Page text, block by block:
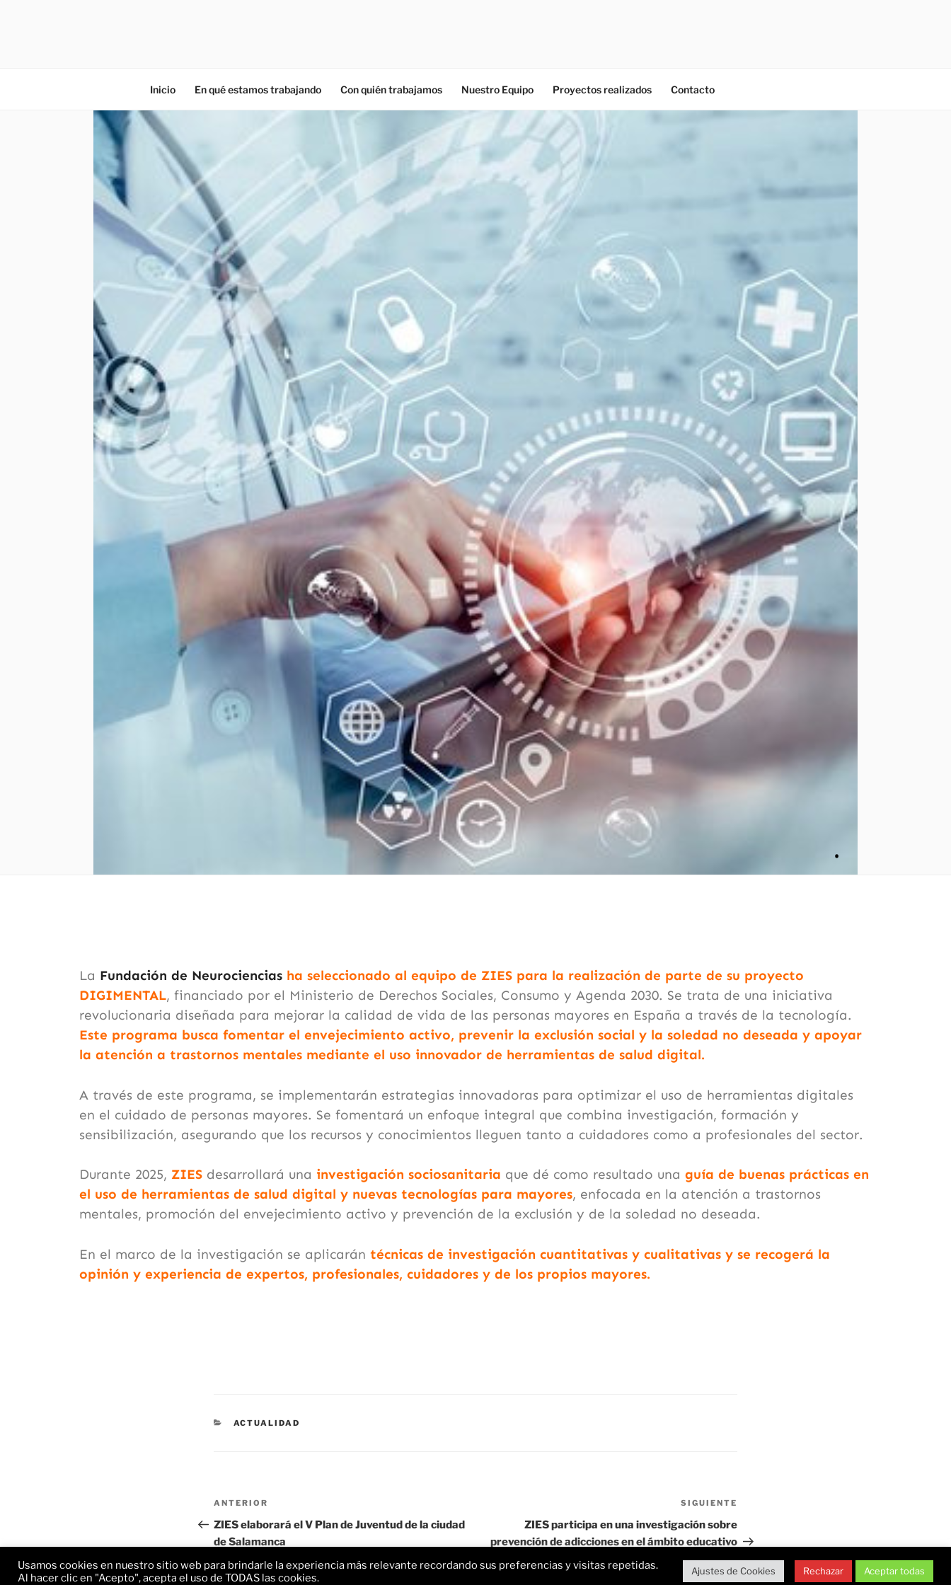
Inicio En qué estamos trabajando Con quién trabajamos Nuestro Equipo Proyectos realizados Contacto
La Fundación de Neurociencias ha seleccionado al equipo de ZIES para la realización de parte de su proyecto
DIGIMENTAL, financiado por el Ministerio de Derechos Sociales, Consumo y Agenda 2030. Se trata de una iniciativa
revolucionaria diseñada para mejorar la calidad de vida de las personas mayores en España a través de la tecnología.
Este programa busca fomentar el envejecimiento activo, prevenir la exclusión social y la soledad no deseada y apoyar
la atención a trastornos mentales mediante el uso innovador de herramientas de salud digital.
A través de este programa, se implementarán estrategias innovadoras para optimizar el uso de herramientas digitales
en el cuidado de personas mayores. Se fomentará un enfoque integral que combina investigación, formación y
sensibilización, asegurando que los recursos y conocimientos lleguen tanto a cuidadores como a profesionales del sector.
Durante 2025, ZIES desarrollará una investigación sociosanitaria que dé como resultado una guía de buenas prácticas en
el uso de herramientas de salud digital y nuevas tecnologías para mayores, enfocada en la atención a trastornos
mentales, promoción del envejecimiento activo y prevención de la exclusión y de la soledad no deseada.
En el marco de la investigación se aplicarán técnicas de investigación cuantitativas y cualitativas y se recogerá la
opinión y experiencia de expertos, profesionales, cuidadores y de los propios mayores.
ACTUALIDAD
ANTERIOR
ZIES elaborará el V Plan de Juventud de la ciudad
de Salamanca
SIGUIENTE
ZIES participa en una investigación sobre
prevención de adicciones en el ámbito educativo
Usamos cookies en nuestro sitio web para brindarle la experiencia más relevante recordando sus preferencias y visitas repetidas.
Al hacer clic en "Acepto", acepta el uso de TODAS las cookies.
Ajustes de Cookies Rechazar Aceptar todas